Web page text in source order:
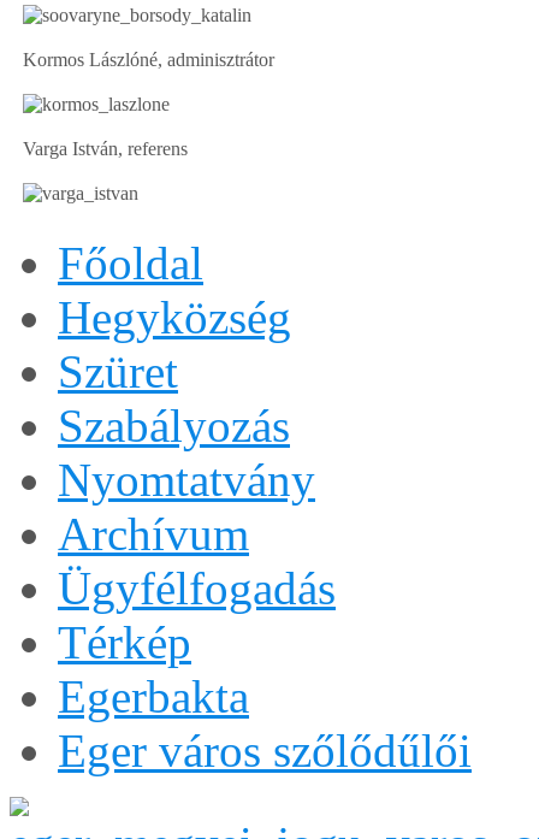
Kormos Lászlóné, adminisztrátor
Varga István, referens
Főoldal
Hegyközség
Szüret
Szabályozás
Nyomtatvány
Archívum
Ügyfélfogadás
Térkép
Egerbakta
Eger város szőlődűlői